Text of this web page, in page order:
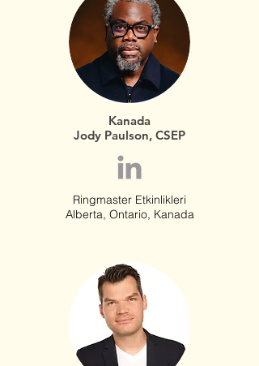
Kanada
Jody Paulson, CSEP
Ringmaster Etkinlikleri
Alberta, Ontario, Kanada